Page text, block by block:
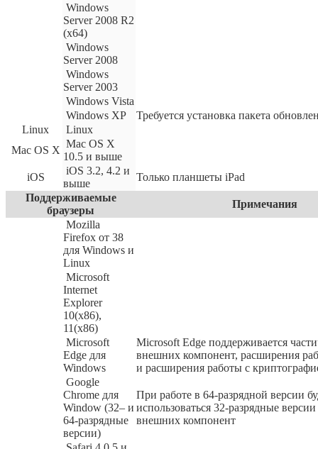
Windows
Server 2008 R2
(x64)
Windows
Server 2008
Windows
Server 2003
Windows Vista
Windows XP
Требуется установка пакета
Linux
Linux
Mac OS X
Mac OS X
10.5 и выше
iOS
iOS 3.2, 4.2 и
выше
Только планшеты iPad
Поддерживаемые
браузеры
Примечания
Mozilla
Firefox от 38
для Windows и
Linux
Microsoft
Internet
Explorer
10(x86),
11(x86)
Microsoft
Edge для
Windows
Microsoft Edge поддерживается
внешних компонент, расширения
и расширения работы с
Google
Chrome для
Window (32– и
64-разрядные
версии)
При работе в 64-разрядной версии
использоваться 32-разрядные
внешних компонент